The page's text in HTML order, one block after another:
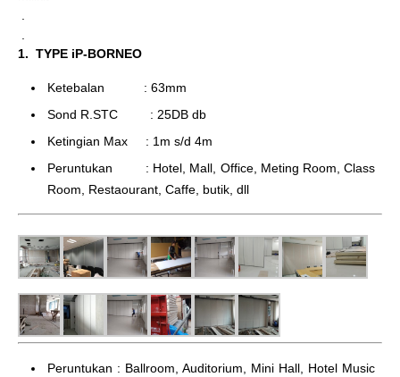
1. TYPE iP-BORNEO
Ketebalan : 63mm
Sond R.STC : 25DB db
Ketingian Max : 1m s/d 4m
Peruntukan : Hotel, Mall, Office, Meting Room, Class
Room, Restaourant, Caffe, butik, dll
Peruntukan : Ballroom, Auditorium, Mini Hall, Hotel Music